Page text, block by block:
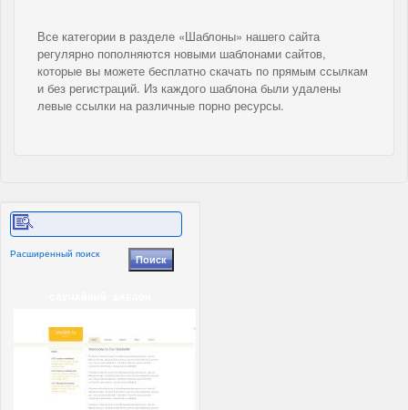
Все категории в разделе «Шаблоны» нашего сайта
регулярно пополняются новыми шаблонами сайтов,
которые вы можете бесплатно скачать по прямым ссылкам
и без регистраций. Из каждого шаблона были удалены
левые ссылки на различные порно ресурсы.
Расширенный поиск